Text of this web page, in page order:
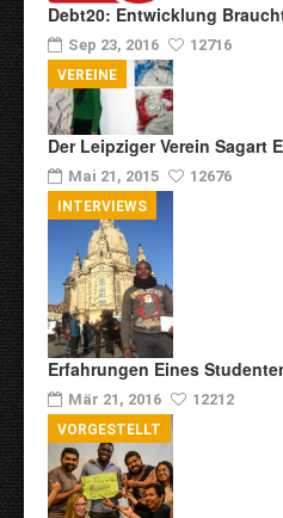
Debt20: Entwicklung
Sep 23, 2016 12716
Der Leipziger Verein Sagart
Mai 21, 2015 12676
VEREINE
Erfahrungen Eines
Mär 21, 2016 12212
INTERVIEWS
VORGESTELLT